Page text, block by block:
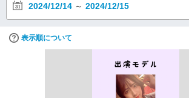
2024/12/14 ～ 2024/12/15
表示順について